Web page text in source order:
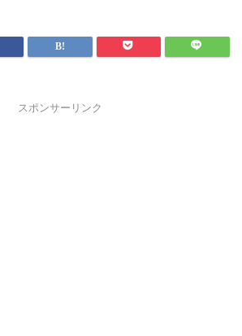
スポンサーリンク